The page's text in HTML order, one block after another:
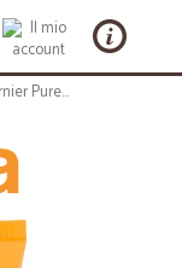
Garnier PureActive Fruit Energy Gel esfoliante energizzante per pelli con imperfezioni 150 ml.